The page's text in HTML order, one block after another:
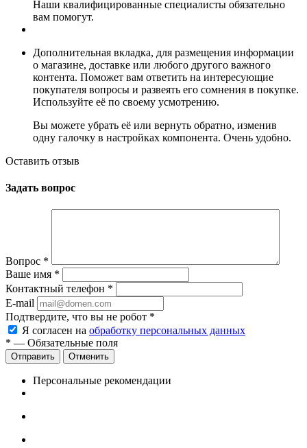
Наши квалифицированные специалисты обязательно
вам помогут.
Дополнительная вкладка, для размещения информации
о магазине, доставке или любого другого важного
контента. Поможет вам ответить на интересующие
покупателя вопросы и развеять его сомнения в покупке.
Используйте её по своему усмотрению.
Вы можете убрать её или вернуть обратно, изменив
одну галочку в настройках компонента. Очень удобно.
Оставить отзыв
Задать вопрос
Вопрос *
Ваше имя *
Контактный телефон *
E-mail
Подтвердите, что вы не робот *
Я согласен на обработку персональных данных
* — Обязательные поля
Отменить
Персональные рекомендации